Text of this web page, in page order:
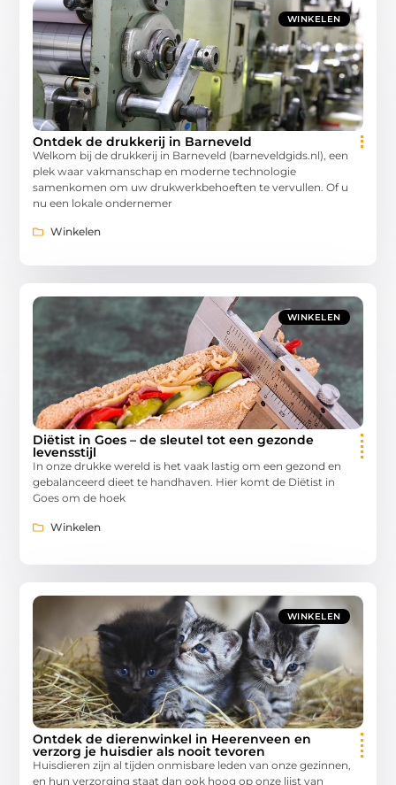
WINKELEN
Ontdek de drukkerij in Barneveld
Welkom bij de drukkerij in Barneveld (barneveldgids.nl), een
plek waar vakmanschap en moderne technologie
samenkomen om uw drukwerkbehoeften te vervullen. Of u
nu een lokale ondernemer
Winkelen
WINKELEN
Diëtist in Goes – de sleutel tot een gezonde
levensstijl
In onze drukke wereld is het vaak lastig om een gezond en
gebalanceerd dieet te handhaven. Hier komt de Diëtist in
Goes om de hoek
Winkelen
WINKELEN
Ontdek de dierenwinkel in Heerenveen en
verzorg je huisdier als nooit tevoren
Huisdieren zijn al tijden onmisbare leden van onze gezinnen,
en hun verzorging staat dan ook hoog op onze lijst van